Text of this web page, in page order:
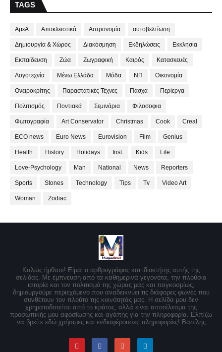
TAGS
ΑμεΑ Αποκλειστικά Αστρονομία αυτοβελτίωση
Δημιουργία & Χώρος Διακόσμηση Εκδηλώσεις Εκκλησία
Εκπαίδευση Ζώα Ζωγραφική Καιρός Κατασκευές
Λογοτεχνία Μένω Ελλάδα Μόδα ΝΠ Οικονομία
Ονειροκρίτης Παραστατικές Τέχνες Πάσχα Περίεργα
Πολιτισμός Ποντιακά Σεμινάρια Φιλοσοφια
Φωτογραφία Art Conservator Christmas Cook Creal
ECO news Euro News Eurovision Film Genius
Health History Holidays Inst. Kids Life
Love-Psychology Man National News Reporters
Sports Stones Technology Tips Tv Video Art
Woman Zodiac
Καλώς ήρθατε! Είμαι ο αρθρογράφος και ιδιοκτήτης αυτής της
σελίδας. Με έμπνευση από τα καθημερινά γεγονότα, την πλούσια
ιστορία και τον πολιτισμό της χώρας μας και παγκοσμίως,
δημιουργούμε περιεχόμενο που αναδεικνύει τις διάφορες φωνές που
συνθέτουν τον πλούτο της κοινότητάς μας. Η σελίδα μου δεν
χρηματοδοτείται από το κράτος, αλλά είναι αποτέλεσμα της
προσωπικής μου αφοσίωσης και αγάπης για την πληροφορία. Ελπίζω
να βρείτε εδώ χρήσιμες και ενδιαφέρουσες πληροφορίες! Βασίλης